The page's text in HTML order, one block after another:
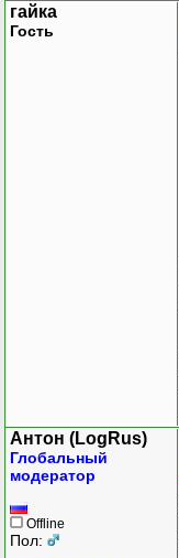
гайка
Гость
Антон (LogRus)
Глобальный
модератор
Offline
Пол: